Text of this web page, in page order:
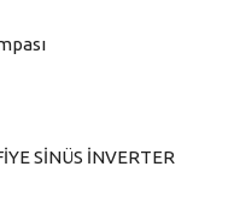
SİNÜS İNVERTER